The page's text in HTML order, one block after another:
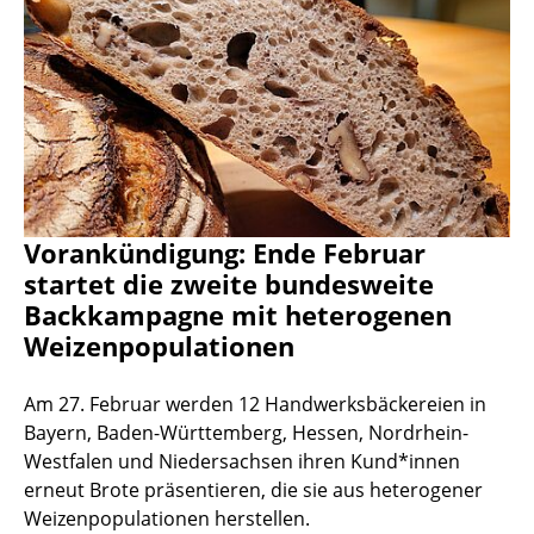
Vorankündigung: Ende Februar
startet die zweite bundesweite
Backkampagne mit heterogenen
Weizenpopulationen
Am 27. Februar werden 12 Handwerksbäckereien in
Bayern, Baden-Württemberg, Hessen, Nordrhein-
Westfalen und Niedersachsen ihren Kund*innen
erneut Brote präsentieren, die sie aus heterogener
Weizenpopulationen herstellen.